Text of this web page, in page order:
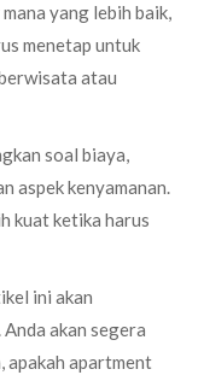
yang lebih baik,
menetap untuk
atau
soal biaya,
aspek kenyamanan.
kuat ketika harus
ini akan
akan segera
apakah apartment